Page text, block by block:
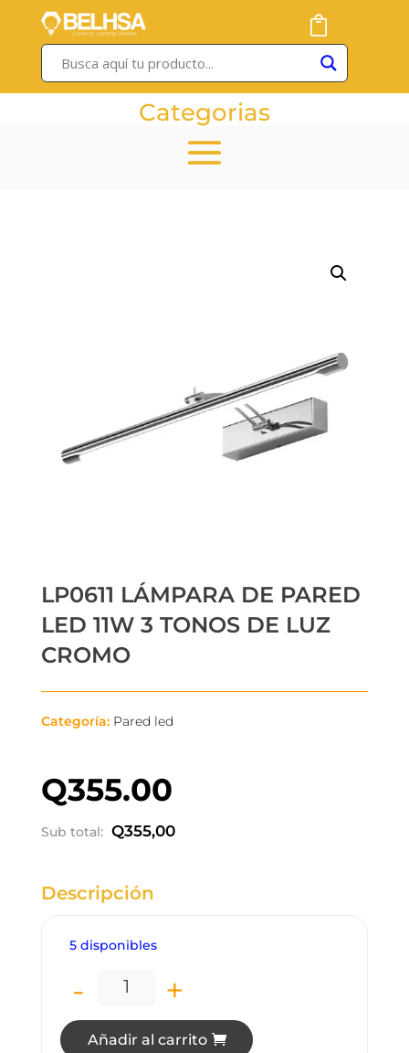
Categorias
LP0611 LÁMPARA DE PARED
LED 11W 3 TONOS DE LUZ
CROMO
Categoría: Pared led
Q355.00
Sub total: Q355,00
Descripción
5 disponibles
LP0611 LÁMPARA DE PARED LED 11W
- +
Añadir al carrito